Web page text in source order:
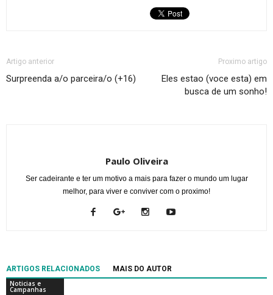
Artigo anterior
Surpreenda a/o parceira/o (+16)
Proximo artigo
Eles estao (voce esta) em
busca de um sonho!
Paulo Oliveira
Ser cadeirante e ter um motivo a mais para fazer o mundo um lugar
melhor, para viver e conviver com o proximo!
ARTIGOS RELACIONADOS
MAIS DO AUTOR
Noticias e
Campanhas